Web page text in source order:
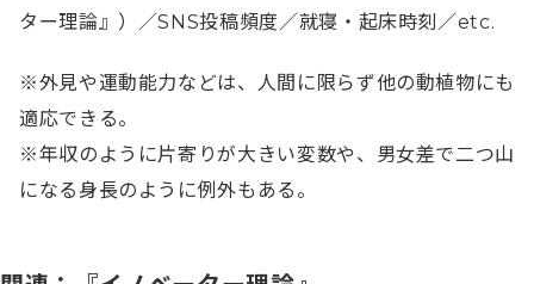
ター理論』）／SNS投稿頻度／就寝・起床時刻／etc.
※外見や運動能力などは、人間に限らず他の動植物にも
適応できる。
※年収のように片寄りが大きい変数や、男女差で二つ山
になる身長のように例外もある。